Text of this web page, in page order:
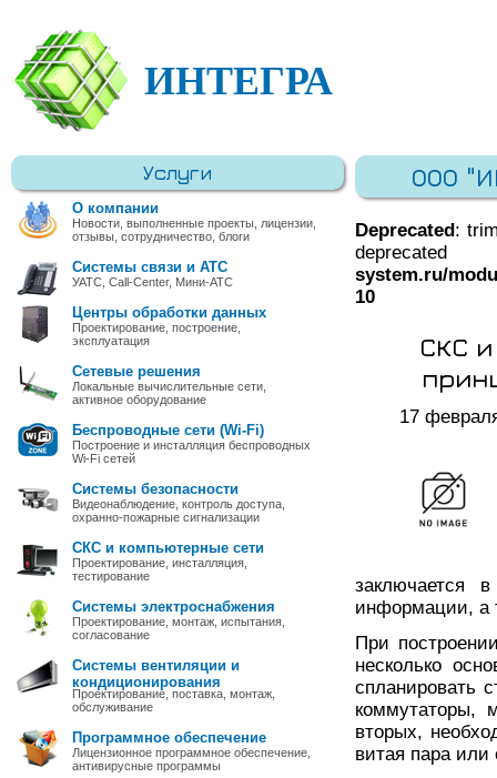
ИНТЕГРА
Услуги
О компании
Новости, выполненные проекты, лицензии,
отзывы, сотрудничество, блоги
Системы связи и АТС
УАТС, Call-Center, Мини-АТС
Центры обработки данных
Проектирование, построение,
эксплуатация
Сетевые решения
Локальные вычислительные сети,
активное оборудование
Беспроводные сети (Wi-Fi)
Построение и инсталляция беспроводных
Wi-Fi сетей
Системы безопасности
Видеонаблюдение, контроль доступа,
охранно-пожарные сигнализации
СКС и компьютерные сети
Проектирование, инсталляция,
тестирование
Системы электроснабжения
Проектирование, монтаж, испытания,
согласование
Системы вентиляции и
кондиционирования
Проектирование, поставка, монтаж,
обслуживание
Программное обеспечение
Лицензионное программное обеспечение,
антивирусные программы
ООО
Deprecated:
system.ru/
10
СКС
17
заключается
информации, а
При
несколько
спланировать
коммутаторы,
вторых,
витая пара или